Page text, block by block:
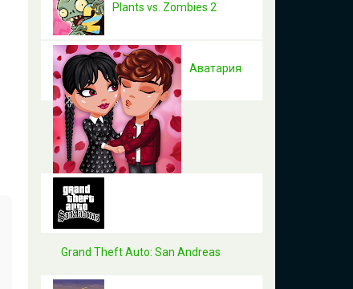
Plants vs. Zombies 2
Аватария
Grand Theft Auto: San Andreas